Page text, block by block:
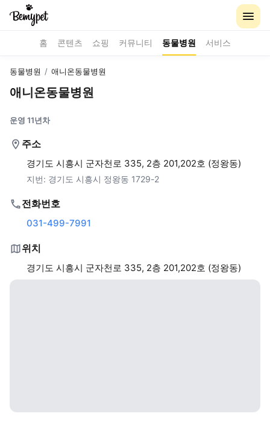
홈 콘텐츠 쇼핑 커뮤니티 동물병원 서비스
동물병원 / 애니온동물병원
애니온동물병원
운영 11년차
주소
경기도 시흥시 군자천로 335, 2층 201,202호 (정왕동)
지번: 경기도 시흥시 정왕동 1729-2
전화번호
031-499-7991
위치
경기도 시흥시 군자천로 335, 2층 201,202호 (정왕동)